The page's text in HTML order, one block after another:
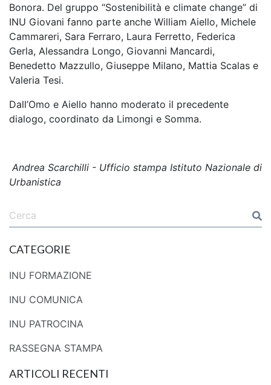
Bonora. Del gruppo “Sostenibilità e climate change” di
INU Giovani fanno parte anche William Aiello, Michele
Cammareri, Sara Ferraro, Laura Ferretto, Federica
Gerla, Alessandra Longo, Giovanni Mancardi,
Benedetto Mazzullo, Giuseppe Milano, Mattia Scalas e
Valeria Tesi.
Dall’Omo e Aiello hanno moderato il precedente
dialogo, coordinato da Limongi e Somma.
Andrea Scarchilli - Ufficio stampa Istituto Nazionale di
Urbanistica
CATEGORIE
INU FORMAZIONE
INU COMUNICA
INU PATROCINA
RASSEGNA STAMPA
ARTICOLI RECENTI